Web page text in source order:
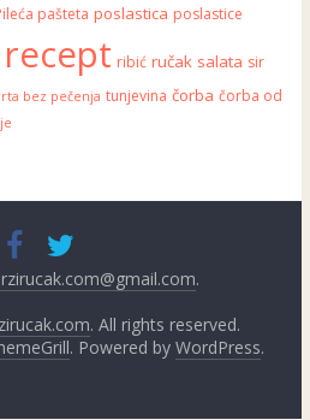
pašteta poslastica poslastice
recept ribić ručak salata sir
bez pečenja tunjevina čorba čorba od
.
. All rights reserved.
. Powered by WordPress.